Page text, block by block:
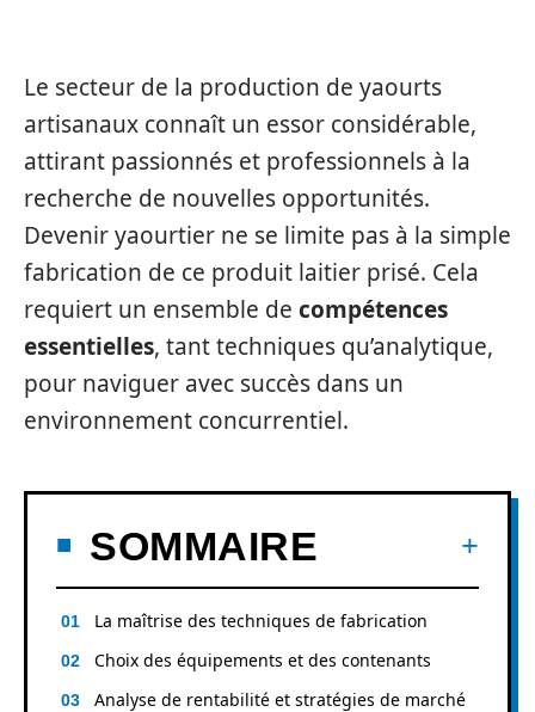
Le secteur de la production de yaourts
artisanaux connaît un essor considérable,
attirant passionnés et professionnels à la
recherche de nouvelles opportunités.
Devenir yaourtier ne se limite pas à la simple
fabrication de ce produit laitier prisé. Cela
requiert un ensemble de compétences
essentielles, tant techniques qu’analytique,
pour naviguer avec succès dans un
environnement concurrentiel.
SOMMAIRE
La maîtrise des techniques de fabrication
Choix des équipements et des contenants
Analyse de rentabilité et stratégies de marché